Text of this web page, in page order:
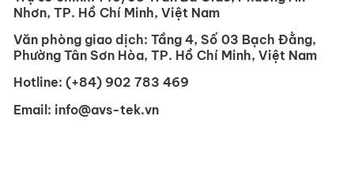
Nhơn, TP. Hồ Chí Minh, Việt Nam
Văn phòng giao dịch: Tầng 4, Số 03 Bạch Đằng,
Phường Tân Sơn Hòa, TP. Hồ Chí Minh, Việt Nam
Hotline: (+84) 902 783 469
Email: info@avs-tek.vn